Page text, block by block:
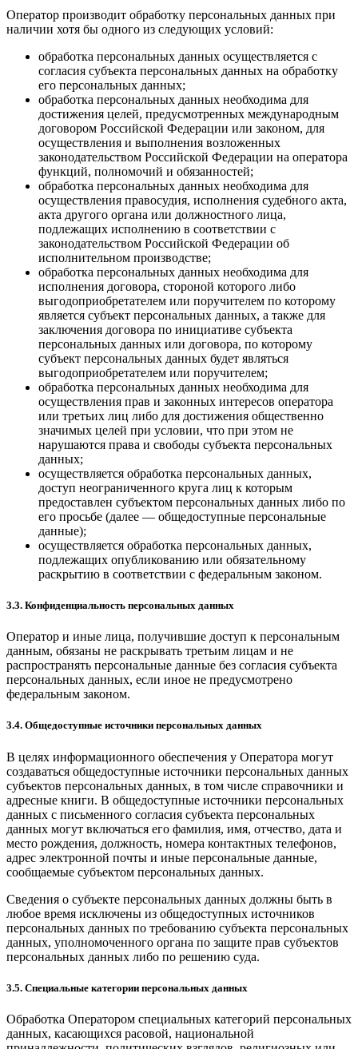
Оператор производит обработку персональных данных при
наличии хотя бы одного из следующих условий:
обработка персональных данных осуществляется с
согласия субъекта персональных данных на обработку
его персональных данных;
обработка персональных данных необходима для
достижения целей, предусмотренных международным
договором Российской Федерации или законом, для
осуществления и выполнения возложенных
законодательством Российской Федерации на оператора
функций, полномочий и обязанностей;
обработка персональных данных необходима для
осуществления правосудия, исполнения судебного акта,
акта другого органа или должностного лица,
подлежащих исполнению в соответствии с
законодательством Российской Федерации об
исполнительном производстве;
обработка персональных данных необходима для
исполнения договора, стороной которого либо
выгодоприобретателем или поручителем по которому
является субъект персональных данных, а также для
заключения договора по инициативе субъекта
персональных данных или договора, по которому
субъект персональных данных будет являться
выгодоприобретателем или поручителем;
обработка персональных данных необходима для
осуществления прав и законных интересов оператора
или третьих лиц либо для достижения общественно
значимых целей при условии, что при этом не
нарушаются права и свободы субъекта персональных
данных;
осуществляется обработка персональных данных,
доступ неограниченного круга лиц к которым
предоставлен субъектом персональных данных либо по
его просьбе (далее — общедоступные персональные
данные);
осуществляется обработка персональных данных,
подлежащих опубликованию или обязательному
раскрытию в соответствии с федеральным законом.
3.3. Конфиденциальность персональных данных
Оператор и иные лица, получившие доступ к персональным
данным, обязаны не раскрывать третьим лицам и не
распространять персональные данные без согласия субъекта
персональных данных, если иное не предусмотрено
федеральным законом.
3.4. Общедоступные источники персональных данных
В целях информационного обеспечения у Оператора могут
создаваться общедоступные источники персональных данных
субъектов персональных данных, в том числе справочники и
адресные книги. В общедоступные источники персональных
данных с письменного согласия субъекта персональных
данных могут включаться его фамилия, имя, отчество, дата и
место рождения, должность, номера контактных телефонов,
адрес электронной почты и иные персональные данные,
сообщаемые субъектом персональных данных.
Сведения о субъекте персональных данных должны быть в
любое время исключены из общедоступных источников
персональных данных по требованию субъекта персональных
данных, уполномоченного органа по защите прав субъектов
персональных данных либо по решению суда.
3.5. Специальные категории персональных данных
Обработка Оператором специальных категорий персональных
данных, касающихся расовой, национальной